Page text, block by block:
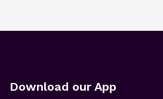
Download our App